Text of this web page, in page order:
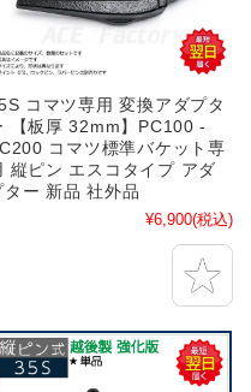
コマツ専用 変換アダプタ
【板厚 32mm】PC100 -
コマツ標準バケット専
縦ピン エスコタイプ アダ
ター 新品 社外品
¥6,900(税込)